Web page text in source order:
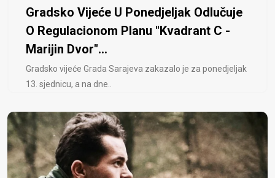
Gradsko Vijeće U Ponedjeljak Odlučuje
O Regulacionom Planu "Kvadrant C -
Marijin Dvor"...
Gradsko vijeće Grada Sarajeva zakazalo je za ponedjeljak
13. sjednicu, a na dne..